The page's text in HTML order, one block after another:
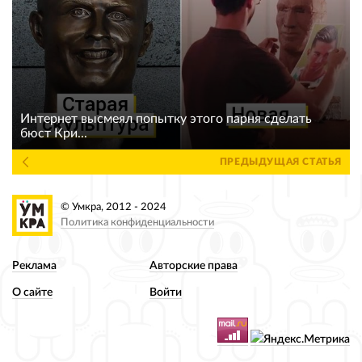
Интернет высмеял попытку этого парня сделать
бюст Кри...
ПРЕДЫДУЩАЯ СТАТЬЯ
Реклама Авторские права
О сайте Войти
© Умкра, 2012 - 2024
Политика конфиденциальности